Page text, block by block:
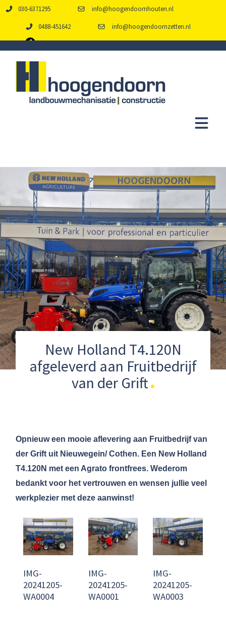
030-6371295 info@hoogendoornhouten.nl
0488-451642 info@hoogendoornzetten.nl
New Holland T4.120N
afgeleverd aan Fruitbedrijf
van der Grift
Opnieuw een mooie aflevering aan Fruitbedrijf van
der Grift uit Nieuwegein/ Cothen. Een New Holland
T4.120N met een Agrato frontfrees. Wederom
bedankt voor het vertrouwen en wensen jullie veel
werkplezier met deze aanwinst!
IMG-
20241205-
WA0004
IMG-
20241205-
WA0001
IMG-
20241205-
WA0003